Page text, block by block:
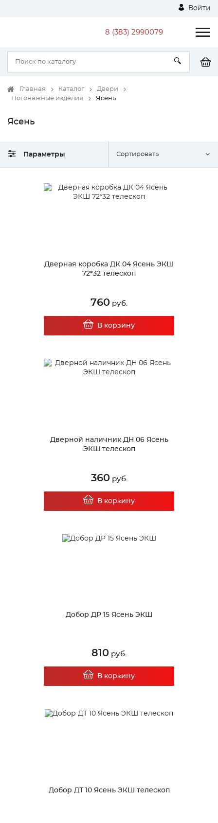
Войти
8 (383) 2990079
Главная Каталог
Двери
Погонажные изделия
Ясень
Ясень
Параметры Сортировать
Дверная коробка ДК 04 Ясень ЭКШ
72*32 телескоп
760 руб.
В корзину
Дверной наличник ДН 06 Ясень
ЭКШ телескоп
360руб.
В корзину
Добор ДР 15 Ясень ЭКШ
810 руб.
В корзину
Добор ДТ 10 Ясень ЭКШ телескоп